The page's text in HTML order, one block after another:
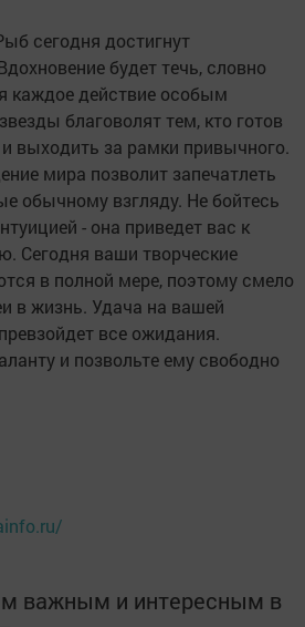
сегодня достигнут
будет течь, словно
каждое действие особым
благоволят тем, кто готов
выходить за рамки привычного.
мира позволит запечатлеть
обычному взгляду. Не бойтесь
- она приведет вас к
Сегодня ваши творческие
в полной мере, поэтому смело
в жизнь. Удача на вашей
все ожидания.
и позвольте ему свободно
важным и интересным в